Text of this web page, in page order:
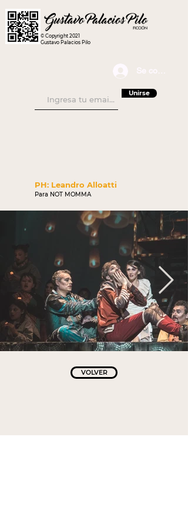
Se connecter
© Copyright 2021
Gustavo Palacios Pilo
Unirse
PH: Leandro Alloatti
Para NOT MOMMA
VOLVER